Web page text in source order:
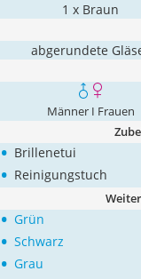
1 x Braun
abgerundete
Männer I Frauen
• Brillenetui
• Reinigungstuch
• Grün
• Schwarz
• Grau